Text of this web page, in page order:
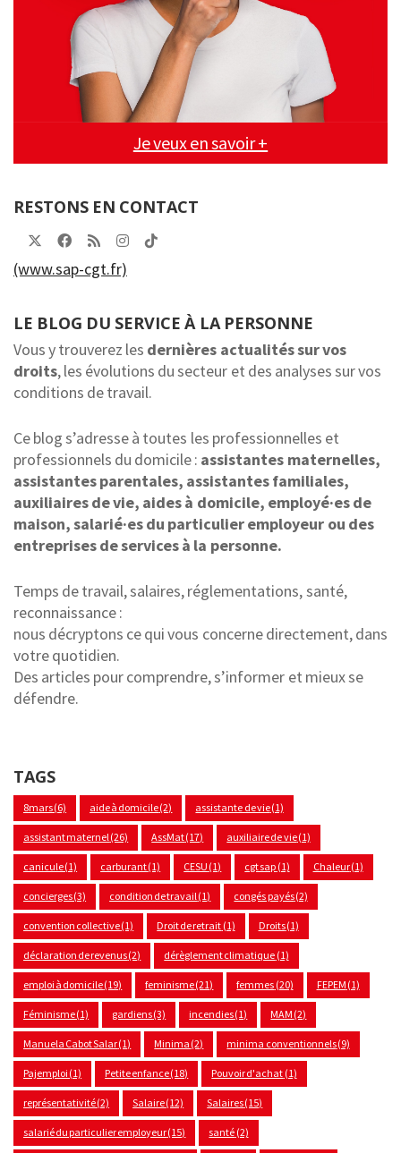
Je veux en savoir +
RESTONS EN CONTACT
(www.sap-cgt.fr)
LE BLOG DU SERVICE À LA PERSONNE
Vous y trouverez les dernières actualités sur vos
droits, les évolutions du secteur et des analyses sur vos
conditions de travail.
Ce blog s’adresse à toutes les professionnelles et
professionnels du domicile : assistantes maternelles,
assistantes parentales, assistantes familiales,
auxiliaires de vie, aides à domicile, employé·es de
maison, salarié·es du particulier employeur ou des
entreprises de services à la personne.
Temps de travail, salaires, réglementations, santé,
reconnaissance :
nous décryptons ce qui vous concerne directement, dans
votre quotidien.
Des articles pour comprendre, s’informer et mieux se
défendre.
TAGS
8mars(6) aide à domicile(2) assistante de vie(1)
assistant maternel(26) AssMat(17) auxiliaire de vie(1)
canicule(1) carburant(1) CESU (1) cgt sap (1) Chaleur(1)
concierges(3) condition de travail(1) congés payés(2)
convention collective(1) Droit de retrait (1) Droits(1)
déclaration de revenus(2) dérèglement climatique (1)
emploi à domicile(19) feminisme(21) femmes (20) FEPEM (1)
Féminisme(1) gardiens(3) incendies(1) MAM (2)
Manuela Cabot Salar(1) Minima (2) minima conventionnels(9)
Pajemploi (1) Petite enfance(18) Pouvoir d'achat (1)
représentativité(2) Salaire(12) Salaires(15)
salarié du particulier employeur(15) santé (2)